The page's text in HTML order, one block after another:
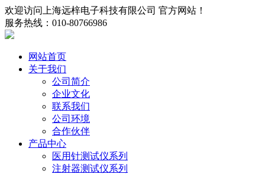
欢迎访问上海远梓电子科技有限公司 官方网站！
服务热线：010-80766986
网站首页
关于我们
公司简介
企业文化
联系我们
公司环境
合作伙伴
产品中心
医用针测试仪系列
注射器测试仪系列